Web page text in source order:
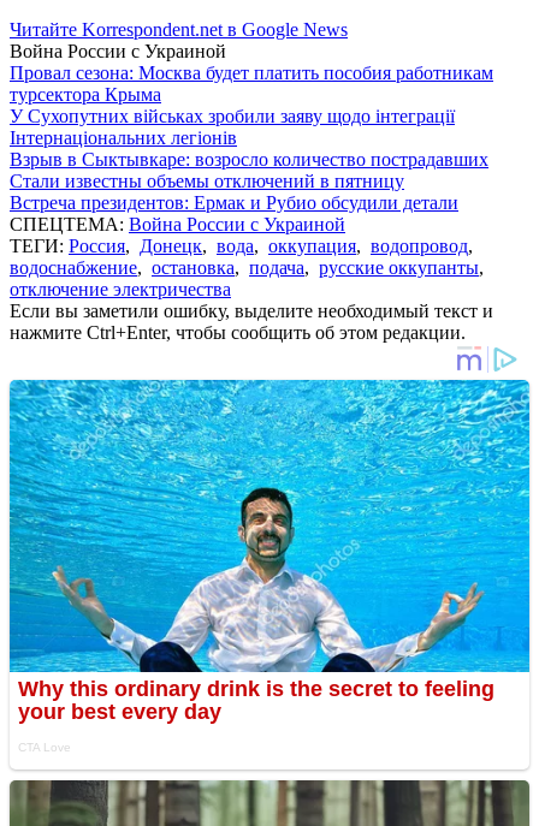
Читайте Korrespondent.net в Google News
Война России с Украиной
Провал сезона: Москва будет платить пособия работникам
турсектора Крыма
У Сухопутних військах зробили заяву щодо інтеграції
Інтернаціональних легіонів
Взрыв в Сыктывкаре: возросло количество пострадавших
Стали известны объемы отключений в пятницу
Встреча президентов: Ермак и Рубио обсудили детали
СПЕЦТЕМА: Война России с Украиной
ТЕГИ: Россия, Донецк, вода, оккупация, водопровод,
водоснабжение, остановка, подача, русские оккупанты,
отключение электричества
Если вы заметили ошибку, выделите необходимый текст и
нажмите Ctrl+Enter, чтобы сообщить об этом редакции.